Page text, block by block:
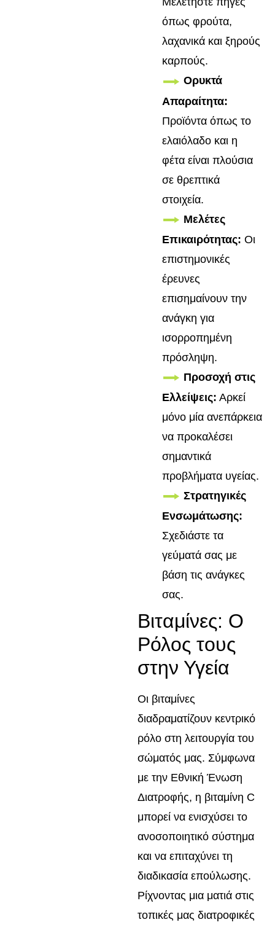
όπως φρούτα,
λαχανικά και ξηρούς
καρπούς.
Ορυκτά
Απαραίτητα:
Προϊόντα όπως το
ελαιόλαδο και η
φέτα είναι πλούσια
σε θρεπτικά
στοιχεία.
Μελέτες
Επικαιρότητας: Οι
επιστημονικές
έρευνες
επισημαίνουν την
ανάγκη για
ισορροπημένη
πρόσληψη.
Προσοχή στις
Ελλείψεις: Αρκεί
μόνο μία ανεπάρκεια
να προκαλέσει
σημαντικά
προβλήματα υγείας.
Στρατηγικές
Ενσωμάτωσης:
Σχεδιάστε τα
γεύματά σας με
βάση τις ανάγκες
σας.
Βιταμίνες: Ο
Ρόλος τους
στην Υγεία
Οι βιταμίνες
διαδραματίζουν κεντρικό
ρόλο στη λειτουργία του
σώματός μας. Σύμφωνα
με την Εθνική Ένωση
Διατροφής, η βιταμίνη C
μπορεί να ενισχύσει το
ανοσοποιητικό σύστημα
και να επιταχύνει τη
διαδικασία επούλωσης.
Ρίχνοντας μια ματιά στις
τοπικές μας διατροφικές